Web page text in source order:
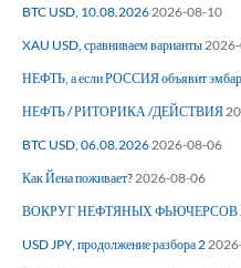
BTC USD, 10.08.20262026-08-10
XAU USD, сравниваем варианты
НЕФТЬ, а если РОССИЯ объявит
НЕФТЬ / РИТОРИКА /ДЕЙСТВИЯ
BTC USD, 06.08.20262026-08-06
Как Йена поживает?2026-08-06
ВОКРУГ НЕФТЯНЫХ ФЬЮЧЕРСОВ
USD JPY, продолжение разбора 2